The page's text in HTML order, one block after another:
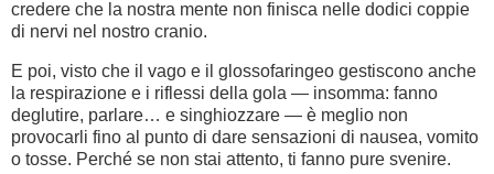
credere che la nostra mente non finisca nelle dodici coppie
di nervi nel nostro cranio.
E poi, visto che il vago e il glossofaringeo gestiscono anche
la respirazione e i riflessi della gola — insomma: fanno
deglutire, parlare… e singhiozzare — è meglio non
provocarli fino al punto di dare sensazioni di nausea, vomito
o tosse. Perché se non stai attento, ti fanno pure svenire.